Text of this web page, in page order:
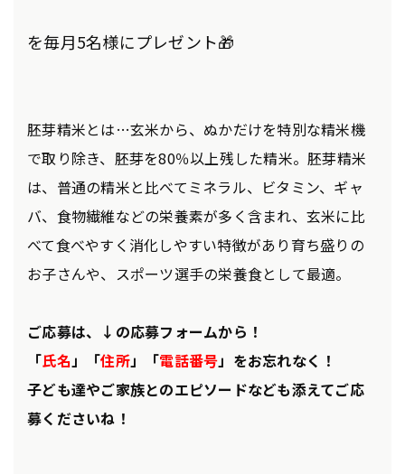
を毎月5名様にプレゼント🎁
胚芽精米とは…玄米から、ぬかだけを特別な精米機
で取り除き、胚芽を80％以上残した精米。胚芽精米
は、普通の精米と比べてミネラル、ビタミン、ギャ
バ、食物繊維などの栄養素が多く含まれ、玄米に比
べて食べやすく消化しやすい特徴があり育ち盛りの
お子さんや、スポーツ選手の栄養食として最適。
ご応募は、↓の応募フォームから！
「氏名 」「住所」「電話番号」をお忘れなく！
子ども達やご家族とのエピソードなども添えてご応
募くださいね！